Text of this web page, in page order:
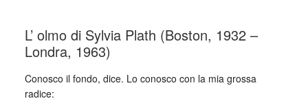
L’ olmo di Sylvia Plath (Boston, 1932 –
Londra, 1963)
Conosco il fondo, dice. Lo conosco con la mia grossa
radice: